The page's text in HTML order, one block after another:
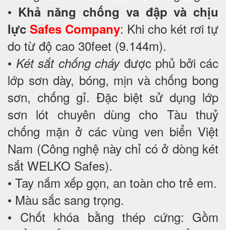
• Khả năng chống va đập và chịu
lực Safes Company: Khi cho két rơi tự
do từ độ cao 30feet (9.144m).
• Két sắt chống cháyđược phủ bởi các
lớp sơn dày, bóng, mịn và chống bong
sơn, chống gỉ. Đặc biệt sử dụng lớp
sơn lót chuyên dùng cho Tàu thuỷ
chống mặn ở các vùng ven biển Việt
Nam (Công nghệ này chỉ có ở dòng két
sắt WELKO Safes).
• Tay nắm xếp gọn, an toàn cho trẻ em.
• Màu sắc sang trọng.
• Chốt khóa bằng thép cứng: Gồm